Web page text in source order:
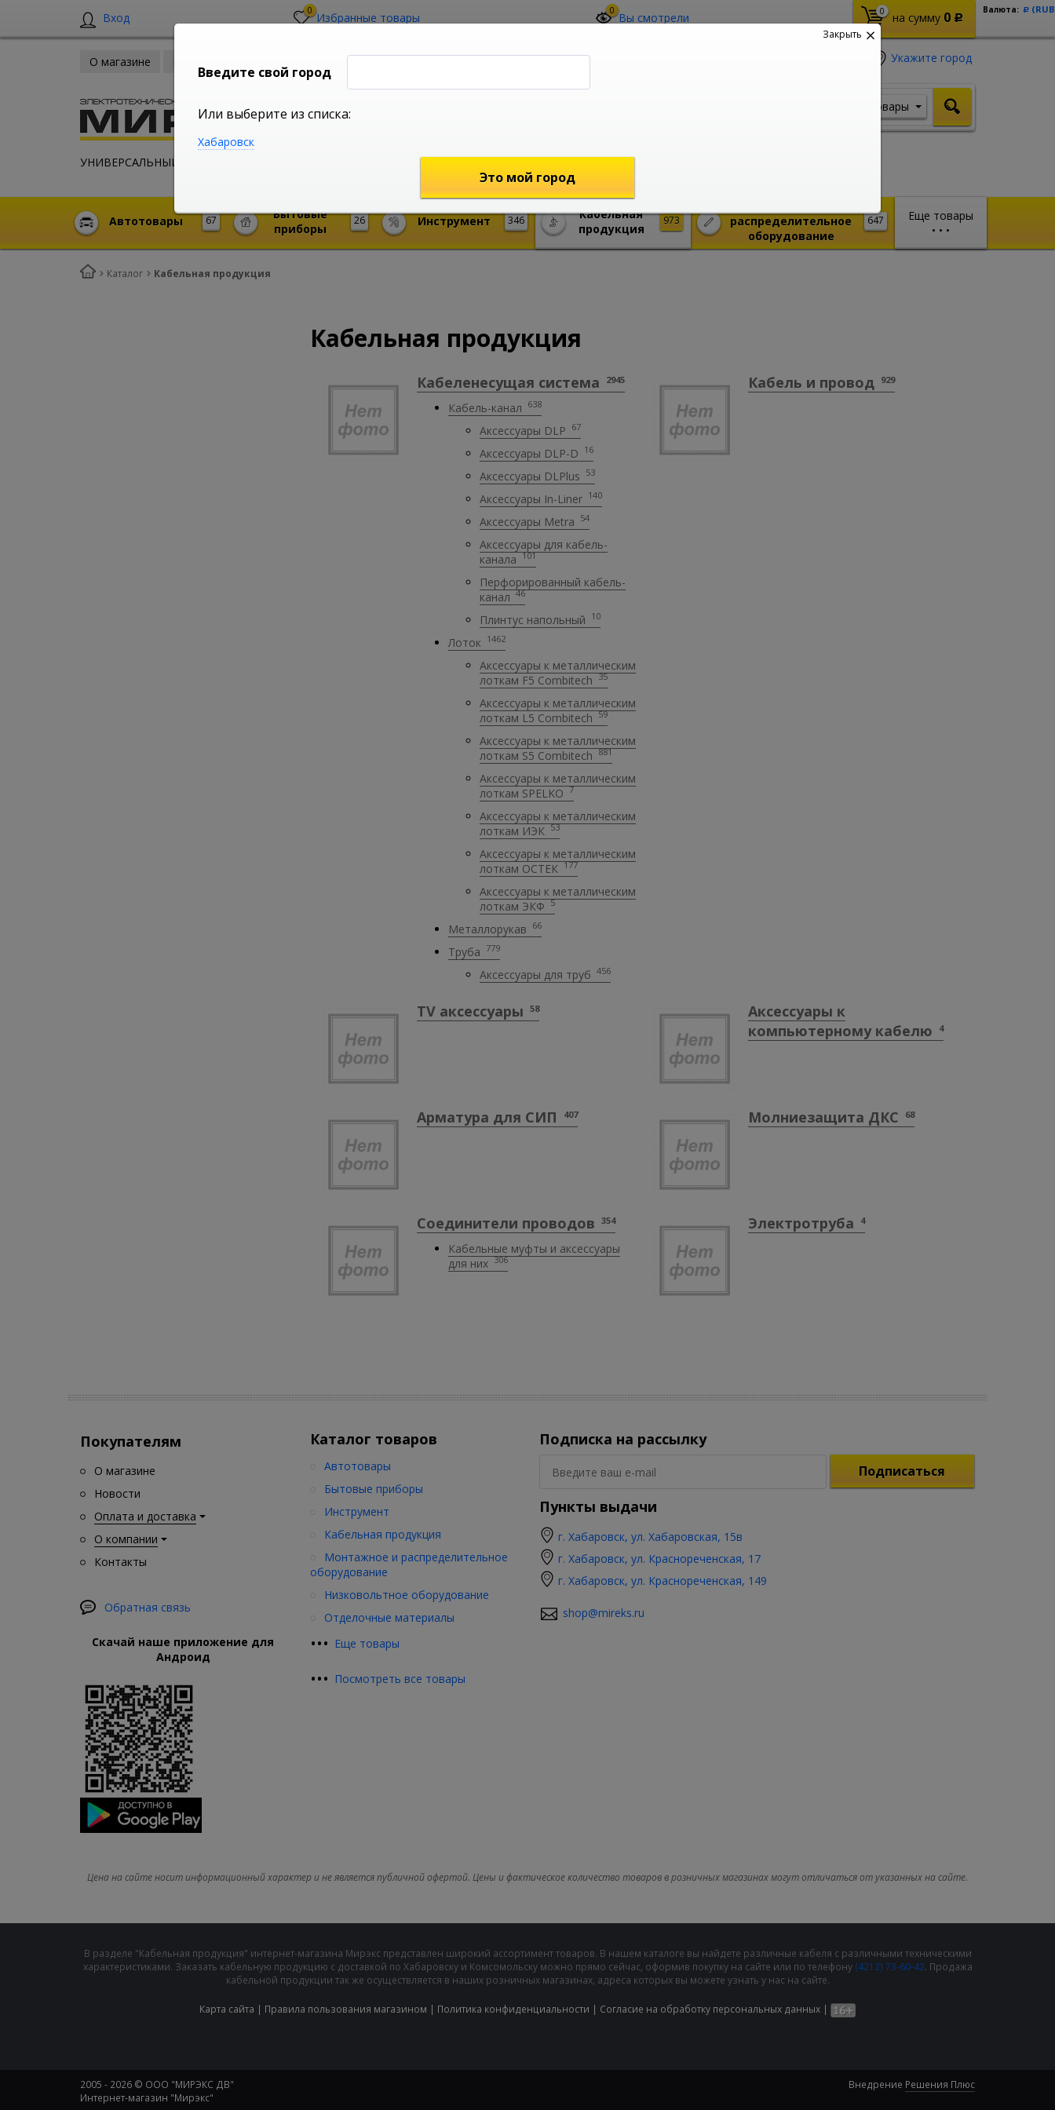
Вход 0 Избранные товары 0 Вы смотрели 0 на сумму 0 Р
Валюта: Р
О магазине
УНИВЕРСАЛЬНЫЙ ИНТЕРНЕТ МАГАЗИН
Укажите город
shop@mireks.ru
Товары
Еще товары
• • •
67
Автотовары 26
Бытовые
приборы
346
Инструмент 973
Кабельная
продукция
647
распределительное
оборудование
Каталог Кабельная продукция
Кабельная продукция
Кабеленесущая система 2945
Кабель-канал 638
Аксессуары DLP 67
Аксессуары DLP-D 16
Аксессуары DLPlus 53
Аксессуары In-Liner 140
Аксессуары Metra 54
Аксессуары для кабель-
канала 101
Перфорированный кабель-
канал 46
Плинтус напольный 10
Лоток 1462
Аксессуары к металлическим
лоткам F5 Combitech 35
Аксессуары к металлическим
лоткам L5 Combitech 59
Аксессуары к металлическим
лоткам S5 Combitech 881
Аксессуары к металлическим
лоткам SPELKO 7
Аксессуары к металлическим
лоткам ИЭК 53
Аксессуары к металлическим
лоткам ОСТЕК 177
Аксессуары к металлическим
лоткам ЭКФ 5
Металлорукав 66
Труба 779
Аксессуары для труб 456
Кабель и провод 929
TV аксессуары 58
Аксессуары к
компьютерному кабелю
4
Арматура для СИП 407 Молниезащита ДКС 68
Соединители проводов 354
Кабельные муфты и аксессуары
для них 306
Электротруба 4
Покупателям
О магазине
Новости
Оплата и доставка
О компании
Контакты
Обратная связь
Скачай наше приложение для
Андроид
Каталог товаров
••• Еще товары
Автотовары
Бытовые приборы
Инструмент
Кабельная продукция
Монтажное и распределительное
оборудование
Низковольтное оборудование
Отделочные материалы
••• Посмотреть все товары
Подписка на рассылку
Подписаться
Пункты выдачи
г. Хабаровск, ул. Хабаровская, 15в
г. Хабаровск, ул. Краснореченская, 17
г. Хабаровск, ул. Краснореченская, 149
shop@mireks.ru
Цена на сайте носит информационный характер и не является публичной офертой. Цены и фактическое количество товаров в розничных магазинах могут отличаться от указанных на сайте.
В разделе "Кабельная продукция" интернет-магазина Мирэкс представлен широкий ассортимент товаров. В нашем каталоге вы найдете различные кабеля с различными техническими
характеристиками. Заказать кабельную продукцию с доставкой по Хабаровску и Комсомольску можно прямо сейчас, оформив покупку на сайте или по телефону (4212) 73-60-42. Продажа
кабельной продукции так же осуществляется в наших розничных магазинах, адреса которых вы можете узнать у нас на сайте.
Карта сайта | Правила пользования магазином | Политика конфиденциальности | Cогласие на обработку персональных данных |
2005 - 2026 © ООО "МИРЭКС ДВ"
Интернет-магазин "Мирэкс"
Внедрение Решения Плюс
Закрыть
Введите свой город
Или выберите из списка:
Хабаровск
Это мой город